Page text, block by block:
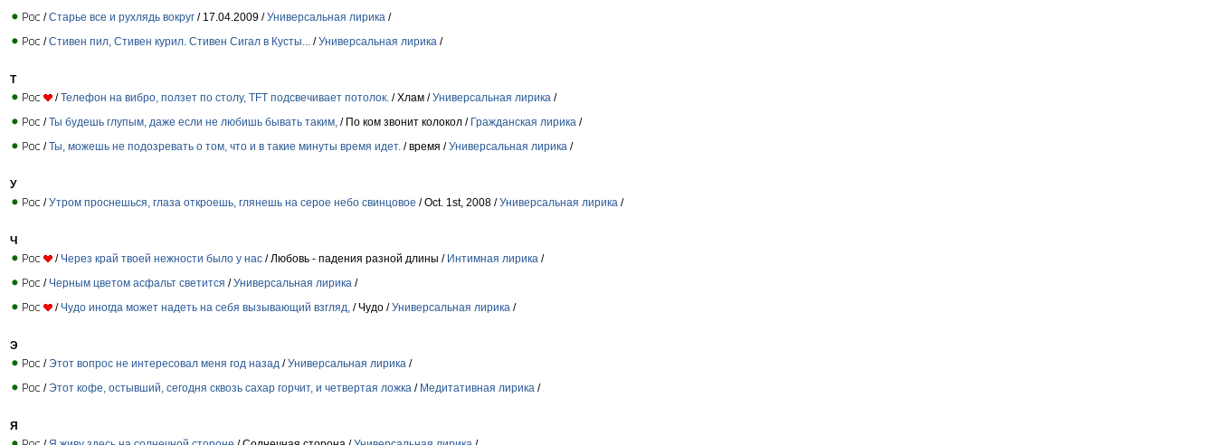
/Старье все и рухлядь вокруг / 17.04.2009 /Универсальная лирика /
/Стивен пил, Стивен курил. Стивен Сигал в Кусты... /Универсальная лирика /
Т
/Телефон на вибро, ползет по столу, TFT подсвечивает потолок. / Хлам /Универсальная лирика /
/Ты будешь глупым, даже если не любишь бывать таким, / По ком звонит колокол / Гражданская лирика /
/Ты, можешь не подозревать о том, что и в такие минуты время идет. / время /Универсальная лирика /
У
/Утром проснешься, глаза откроешь, глянешь на серое небо свинцовое / Oct. 1st, 2008 /Универсальная лирика /
Ч
/ Через край твоей нежности было у нас / Любовь - падения разной длины / Интимная лирика /
/ Черным цветом асфальт светится /Универсальная лирика /
/ Чудо иногда может надеть на себя вызывающий взгляд, / Чудо /Универсальная лирика /
Э
/Этот вопрос не интересовал меня год назад /Универсальная лирика /
/Этот кофе, остывший, сегодня сквозь сахар горчит, и четвертая ложка / Медитативная лирика /
Я